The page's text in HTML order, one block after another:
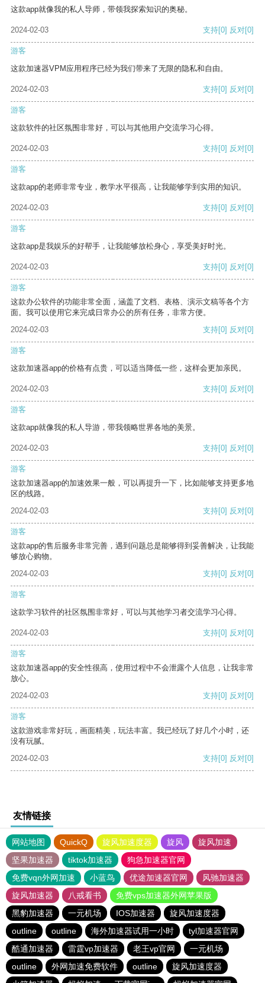
这款app就像我的私人导师，带领我探索知识的奥秘。
2024-02-03 支持[0] 反对[0]
游客
这款加速器VPM应用程序已经为我们带来了无限的隐私和自由。
2024-02-03 支持[0] 反对[0]
游客
这款软件的社区氛围非常好，可以与其他用户交流学习心得。
2024-02-03 支持[0] 反对[0]
游客
这款app的老师非常专业，教学水平很高，让我能够学到实用的知识。
2024-02-03 支持[0] 反对[0]
游客
这款app是我娱乐的好帮手，让我能够放松身心，享受美好时光。
2024-02-03 支持[0] 反对[0]
游客
这款办公软件的功能非常全面，涵盖了文档、表格、演示文稿等各个方
面。我可以使用它来完成日常办公的所有任务，非常方便。
2024-02-03
支持[0] 反对[0]
游客
这款加速器app的价格有点贵，可以适当降低一些，这样会更加亲民。
2024-02-03 支持[0] 反对[0]
游客
这款app就像我的私人导游，带我领略世界各地的美景。
2024-02-03 支持[0] 反对[0]
游客
这款加速器app的加速效果一般，可以再提升一下，比如能够支持更多地
区的线路。
2024-02-03
支持[0] 反对[0]
游客
这款app的售后服务非常完善，遇到问题总是能够得到妥善解决，让我能
够放心购物。
2024-02-03
支持[0] 反对[0]
游客
这款学习软件的社区氛围非常好，可以与其他学习者交流学习心得。
2024-02-03 支持[0] 反对[0]
游客
这款加速器app的安全性很高，使用过程中不会泄露个人信息，让我非常
放心。
2024-02-03
支持[0] 反对[0]
游客
这款游戏非常好玩，画面精美，玩法丰富。我已经玩了好几个小时，还
没有玩腻。
2024-02-03
支持[0] 反对[0]
友情链接
网站地图 QuickQ 旋风加速度器 旋风
旋风加速
坚果加速器
tiktok加速器
狗急加速器官网
免费vqn外网加速
小蓝鸟 优途加速器官网
风驰加速器
旋风加速器
八戒看书
免费vps加速器外网苹果版
黑豹加速器
一元机场 IOS加速器
旋风加速度器
outline
outline 海外加速器试用一小时
tyl加速器官网
酷通加速器
雷霆vp加速器 老王vp官网
一元机场
outline
外网加速免费软件 outline
旋风加速度器